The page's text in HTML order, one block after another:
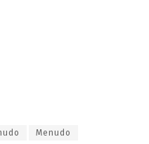
Menudo